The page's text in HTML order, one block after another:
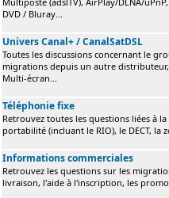
DVD / Bluray...
Univers Canal+ / CanalSatDSL
Toutes les discussions concernant le
migrations depuis un autre
Multi-écran...
Téléphonie fixe
Retrouvez toutes les questions liées à
portabilité (incluant le RIO), le DECT, la
Informations commerciales
Retrouvez les questions sur les
livraison, l'aide à l'inscription, les